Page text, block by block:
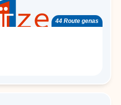
44 Route genas